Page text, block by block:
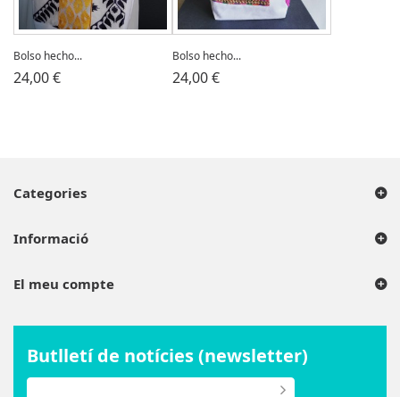
Bolso hecho...
24,00 €
Bolso hecho...
24,00 €
Categories
Informació
El meu compte
Butlletí de notícies (newsletter)